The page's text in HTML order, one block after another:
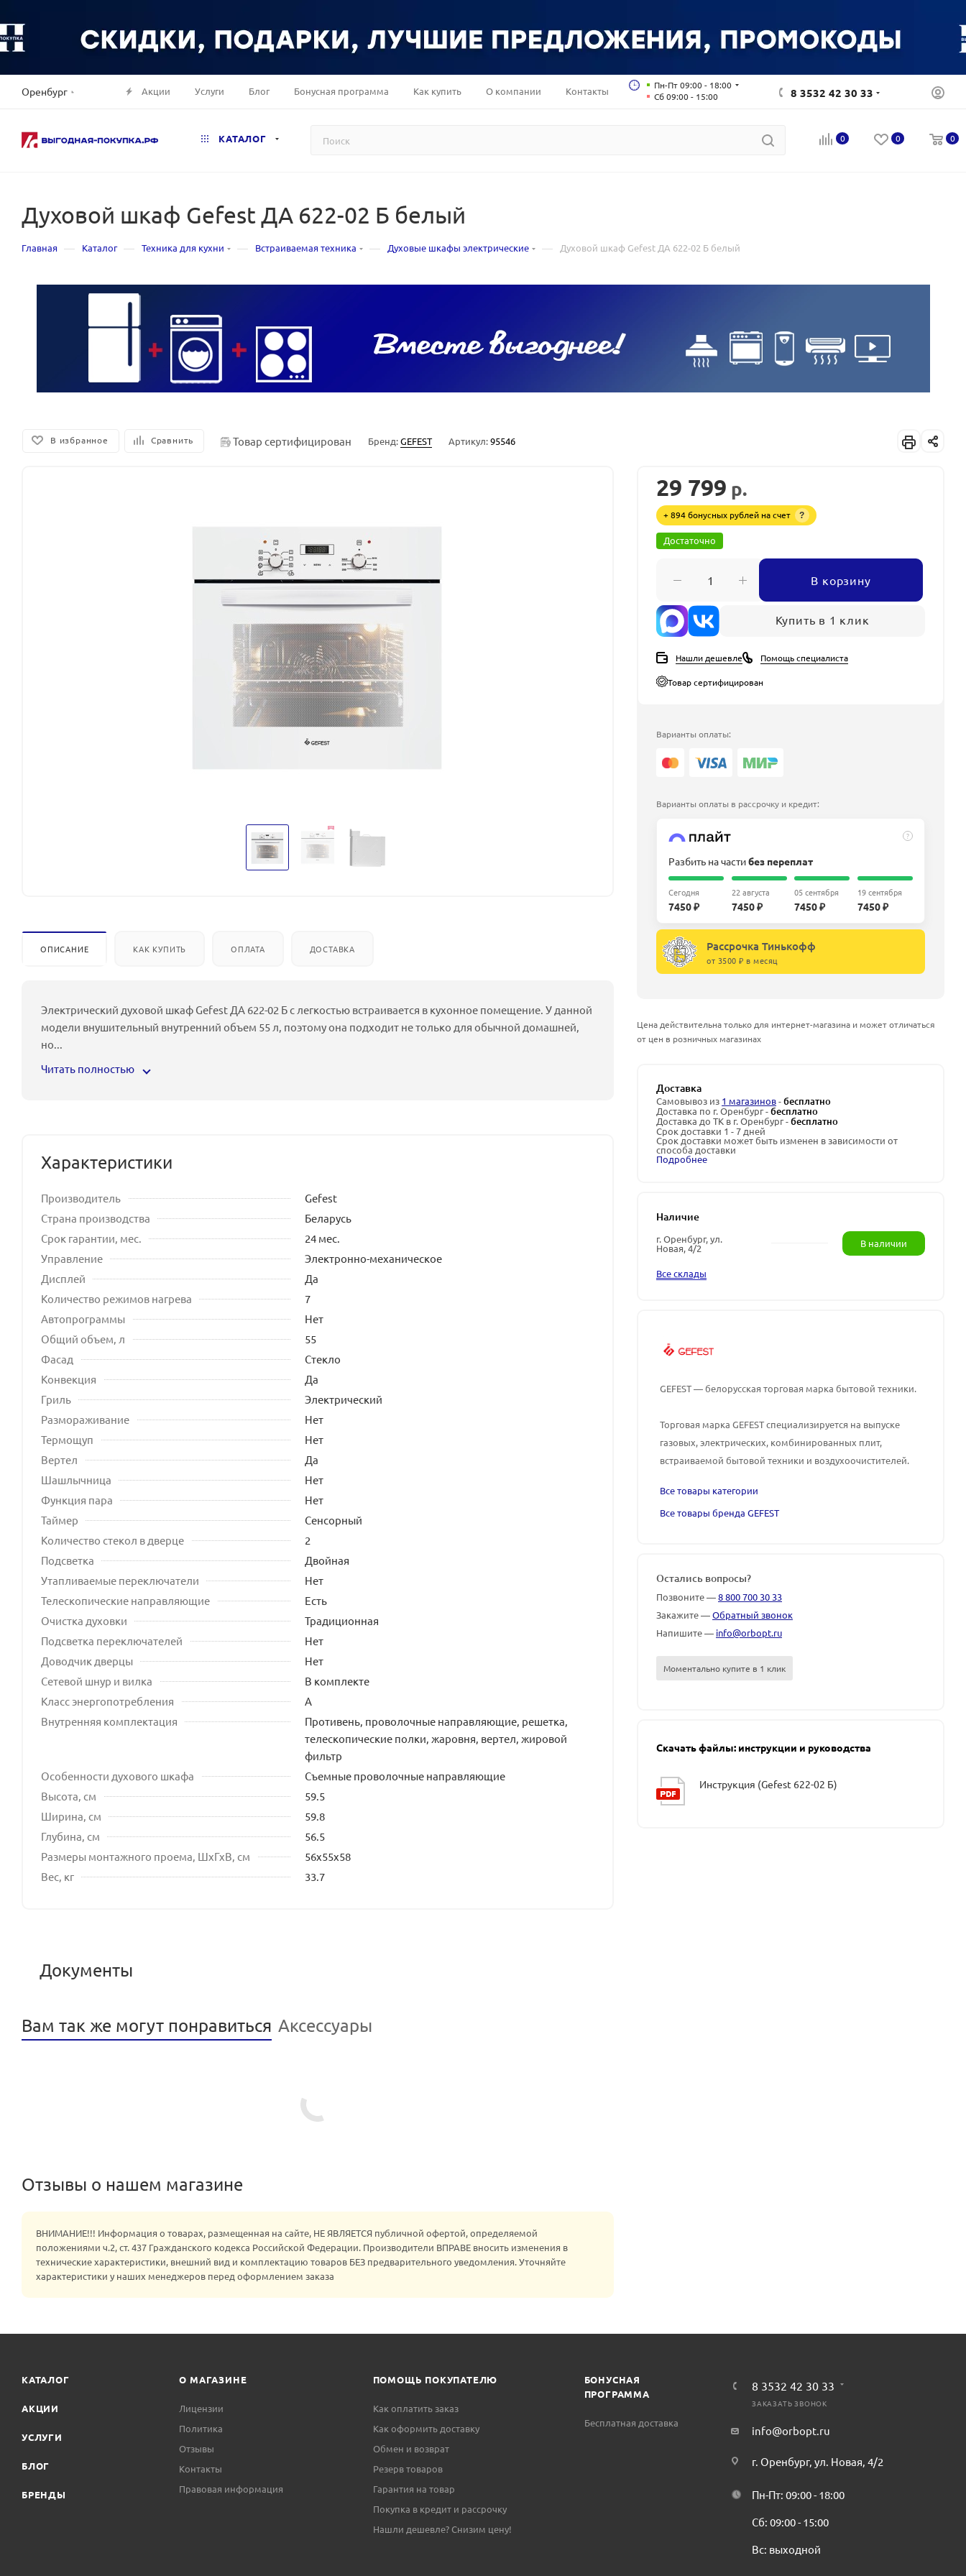
Оренбург Акции Услуги Блог Бонусная программа Как купить О компании Контакты
Пн-Пт 09:00 - 18:00
Сб 09:00 - 15:00
8 3532 42 30 33
КАТАЛОГ 0 0 0
Духовой шкаф Gefest ДА 622-02 Б белый
Главная — Каталог — Техника для кухни — Встраиваемая техника — Духовые шкафы электрические — Духовой шкаф Gefest ДА 622-02 Б белый
В избранное Сравнить Товар сертифицирован Бренд:GEFEST Артикул:95546
ОПИСАНИЕ КАК КУПИТЬ ОПЛАТА ДОСТАВКА
Электрический духовой шкаф Gefest ДА 622-02 Б с легкостью встраивается в кухонное помещение. У данной
модели внушительный внутренний объем 55 л, поэтому она подходит не только для обычной домашней,
но...
Читать полностью
Характеристики
Производитель
Gefest
Страна производства
Беларусь
Срок гарантии, мес.
24 мес.
Управление
Электронно-механическое
Дисплей
Да
Количество режимов нагрева
7
Автопрограммы
Нет
Общий объем, л
55
Фасад
Стекло
Конвекция
Да
Гриль
Электрический
Размораживание
Нет
Термощуп
Нет
Вертел
Да
Шашлычница
Нет
Функция пара
Нет
Таймер
Сенсорный
Количество стекол в дверце
2
Подсветка
Двойная
Утапливаемые переключатели
Нет
Телескопические направляющие
Есть
Очистка духовки
Традиционная
Подсветка переключателей
Нет
Доводчик дверцы
Нет
Сетевой шнур и вилка
В комплекте
Класс энергопотребления
A
Внутренняя комплектация
Противень, проволочные направляющие, решетка,
телескопические полки, жаровня, вертел, жировой
фильтр
Особенности духового шкафа
Съемные проволочные направляющие
Высота, см
59.5
Ширина, см
59.8
Глубина, см
56.5
Размеры монтажного проема, ШхГхВ, см
56x55x58
Вес, кг
33.7
Документы
Вам так же могут понравиться Аксессуары
Отзывы о нашем магазине
ВНИМАНИЕ!!! Информация о товарах, размещенная на сайте, НЕ ЯВЛЯЕТСЯ публичной офертой, определяемой
положениями ч.2, ст. 437 Гражданского кодекса Российской Федерации. Производители ВПРАВЕ вносить изменения в
технические характеристики, внешний вид и комплектацию товаров БЕЗ предварительного уведомления. Уточняйте
характеристики у наших менеджеров перед оформлением заказа
29 799 р.
+ 894 бонусных рублей на счет ?
Достаточно
В корзину
Купить в 1 клик
Нашли дешевле Помощь специалиста
Товар сертифицирован
Варианты оплаты:
Варианты оплаты в рассрочку и кредит:
?
Разбить на частибез переплат
Сегодня
7450 ₽
22 августа
7450 ₽
05 сентября
7450 ₽
19 сентября
7450 ₽
Рассрочка Тинькофф
от 3500 ₽ в месяц
Цена действительна только для интернет-магазина и может отличаться
от цен в розничных магазинах
Доставка
Самовывоз из 1 магазинов-бесплатно
Доставка по г. Оренбург -бесплатно
Доставка до ТК в г. Оренбург -бесплатно
Срок доставки 1 - 7 дней
Срок доставки может быть изменен в зависимости от
способа доставки
Подробнее
Наличие
г. Оренбург, ул.
Новая, 4/2 В наличии
Все склады
GEFEST — белорусская торговая марка бытовой техники.
Торговая марка GEFEST специализируется на выпуске
газовых, электрических, комбинированных плит,
встраиваемой бытовой техники и воздухоочистителей.
Все товары категории
Все товары бренда GEFEST
Остались вопросы?
Позвоните —8 800 700 30 33
Закажите —Обратный звонок
Напишите — info@orbopt.ru
Моментально купите в 1 клик
Скачать файлы: инструкции и руководства
Инструкция (Gefest 622-02 Б)
КАТАЛОГ
АКЦИИ
УСЛУГИ
БЛОГ
БРЕНДЫ
О МАГАЗИНЕ
Лицензии
Политика
Отзывы
Контакты
Правовая информация
ПОМОЩЬ ПОКУПАТЕЛЮ
Как оплатить заказ
Как оформить доставку
Обмен и возврат
Резерв товаров
Гарантия на товар
Покупка в кредит и рассрочку
Нашли дешевле? Снизим цену!
БОНУСНАЯ
ПРОГРАММА
Бесплатная доставка
8 3532 42 30 33
ЗАКАЗАТЬ ЗВОНОК
info@orbopt.ru
г. Оренбург, ул. Новая, 4/2
Пн-Пт: 09:00 - 18:00
Сб: 09:00 - 15:00
Вс: выходной